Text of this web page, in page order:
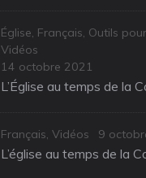
Categories
Église, Français, Outils
Vidéos
Posted
on
14 octobre 2021
L’Église au temps de la
Categories
Français, Vidéos
Posted
on
9
L’église au temps de la